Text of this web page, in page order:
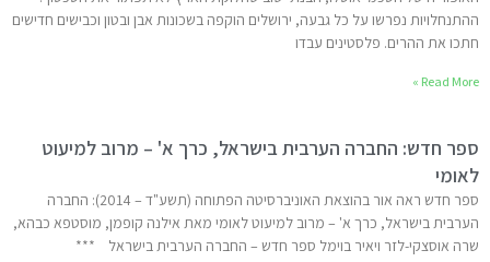
ההתנחלויות נפרשו על כל גבעה, ירושלים הוקפה בשכונות אבן ובטון וכבישים חדישים
חתכו את ההרים. פלסטינים עבדו
Read More »
ספר חדש: החברה הערבית בישראל, כרך א' – מרוב למיעוט
לאומי
ספר חדש ראה אור בהוצאת האוניברסיטה הפתוחה (תשע"ד – 2014): החברה
הערבית בישראל, כרך א' – מרוב למיעוט לאומי מאת אילנה קופמן, מוסטפא כבהא,
שרה אוסצקי-לזר ויאיר בוימל ספר חדש – החברה הערבית בישראל ***